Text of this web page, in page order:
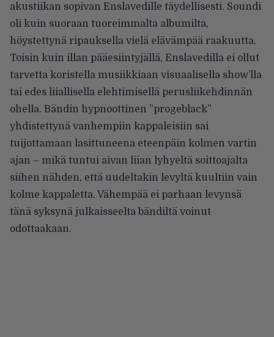
akustiikan sopivan Enslavedille täydellisesti. Soundi
oli kuin suoraan tuoreimmalta albumilta,
höystettynä ripauksella vielä elävämpää raakuutta.
Toisin kuin illan pääesiintyjällä, Enslavedilla ei ollut
tarvetta koristella musiikkiaan visuaalisella show’lla
tai edes liiallisella elehtimisellä perusliikehdinnän
ohella. Bändin hypnoottinen ”progeblack”
yhdistettynä vanhempiin kappaleisiin sai
tuijottamaan lasittuneena eteenpäin kolmen vartin
ajan – mikä tuntui aivan liian lyhyeltä soittoajalta
siihen nähden, että uudeltakin levyltä kuultiin vain
kolme kappaletta. Vähempää ei parhaan levynsä
tänä syksynä julkaisseelta bändiltä voinut
odottaakaan.